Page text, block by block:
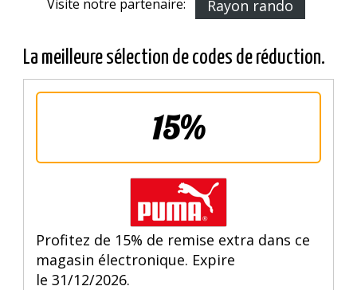
Visite notre partenaire: Rayon rando
La meilleure sélection de codes de réduction.
15%
Profitez de 15% de remise extra dans ce
magasin électronique. Expire
le 31/12/2026.